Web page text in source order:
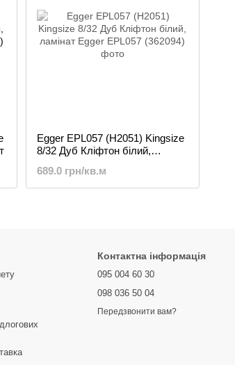
Egger EPL057 (H2051) Kingsize
8/32 Дуб Кліфтон білий,
689.0 грн/кв.м
Контактна інформація
095 004 60 30
098 036 50 04
Передзвонити вам?